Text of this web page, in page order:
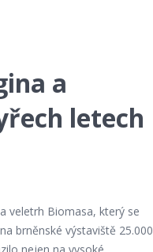
a
letech
veletrh Biomasa, který se
brněnské výstaviště 25.000